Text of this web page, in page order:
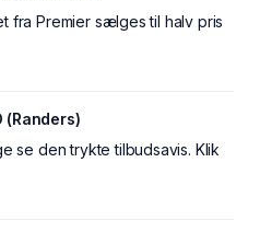
fra Premier sælges til halv pris
(Randers)
se den trykte tilbudsavis. Klik